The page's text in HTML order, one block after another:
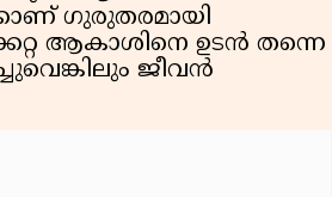
ഗുരുതരമായി
ആകാശിനെ ഉടൻ തന്നെ
ജീവൻ